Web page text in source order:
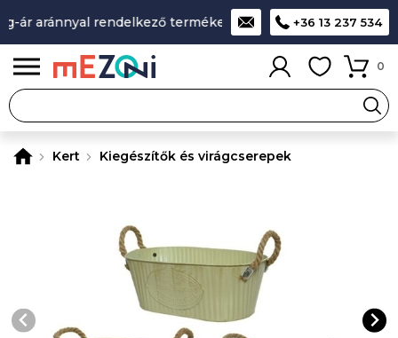
ár aránnyal rendelkező termékek A legjobb design-
+36 13 237 534
0
Kert Kiegészítők és virágcserepek